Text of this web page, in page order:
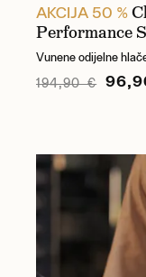
AKCIJA 50 %
Performance
Vunene odijelne
194,90 €